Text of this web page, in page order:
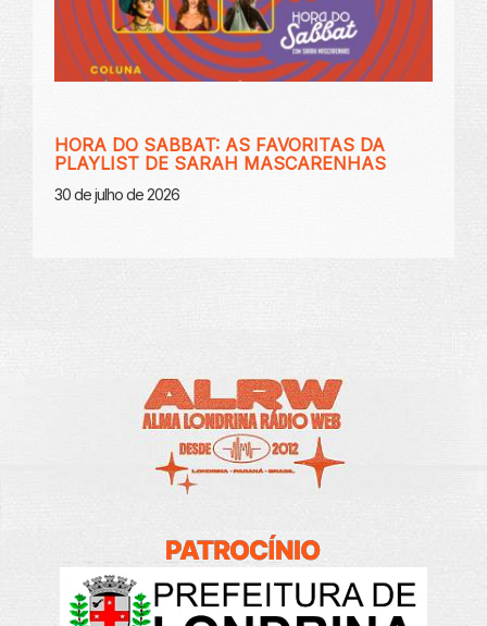
HORA DO SABBAT: AS FAVORITAS DA
PLAYLIST DE SARAH MASCARENHAS
30 de julho de 2026